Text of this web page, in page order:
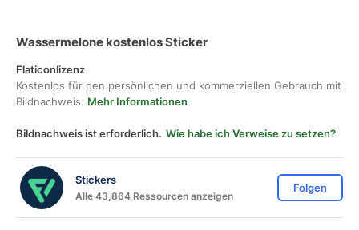
Wassermelone kostenlos Sticker
Flaticonlizenz
Kostenlos für den persönlichen und kommerziellen Gebrauch mit
Bildnachweis. Mehr Informationen
Bildnachweis ist erforderlich. Wie habe ich Verweise zu setzen?
Stickers
Alle 43,864 Ressourcen anzeigen
Folgen